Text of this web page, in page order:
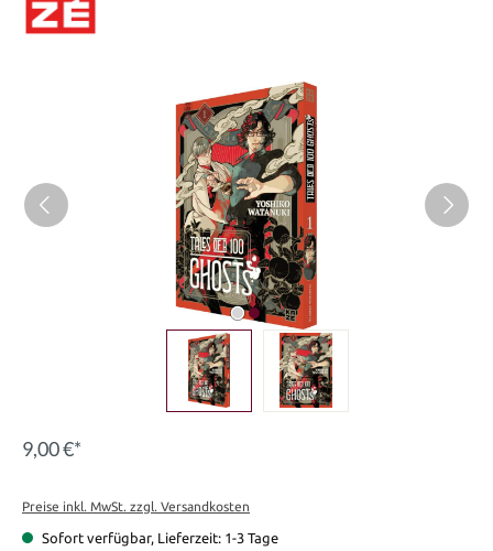
9,00 €*
Preise inkl. MwSt. zzgl. Versandkosten
Sofort verfügbar, Lieferzeit: 1-3 Tage